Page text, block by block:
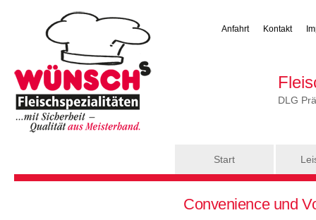
Anfahrt Kontakt
DLG
Start
Convenience und